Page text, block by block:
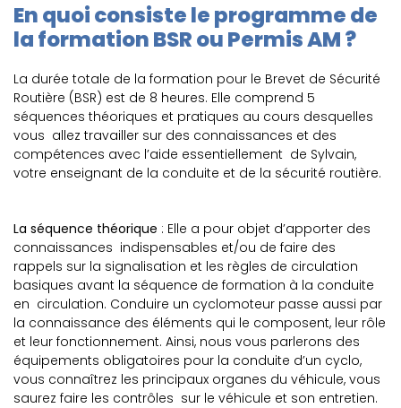
En quoi consiste le programme de
la formation BSR ou Permis AM ?
La durée totale de la formation pour le Brevet de Sécurité
Routière (BSR) est de 8 heures. Elle comprend 5
séquences théoriques et pratiques au cours desquelles
vous allez travailler sur des connaissances et des
compétences avec l’aide essentiellement de Sylvain,
votre enseignant de la conduite et de la sécurité routière.
La séquence théorique : Elle a pour objet d’apporter des
connaissances indispensables et/ou de faire des
rappels sur la signalisation et les règles de circulation
basiques avant la séquence de formation à la conduite
en circulation. Conduire un cyclomoteur passe aussi par
la connaissance des éléments qui le composent, leur rôle
et leur fonctionnement. Ainsi, nous vous parlerons des
équipements obligatoires pour la conduite d’un cyclo,
vous connaîtrez les principaux organes du véhicule, vous
saurez faire les contrôles sur le véhicule et son entretien.